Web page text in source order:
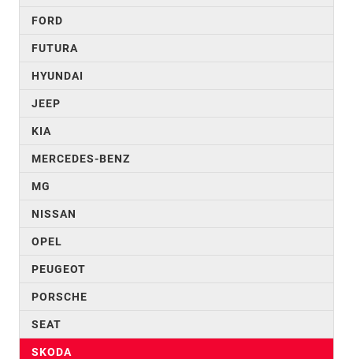
FORD
FUTURA
HYUNDAI
JEEP
KIA
MERCEDES-BENZ
MG
NISSAN
OPEL
PEUGEOT
PORSCHE
SEAT
SKODA